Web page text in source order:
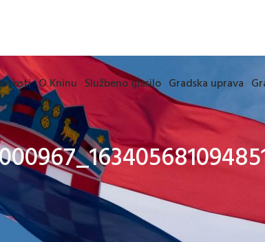
O Kninu Službeno glasilo Gradska uprava